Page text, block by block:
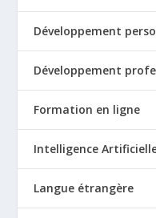
Développement
Développement
Formation en ligne
Intelligence
Langue étrangère